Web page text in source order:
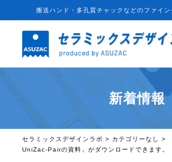
搬送ハンド・多孔質チャックなどのファイ
新着情報
セラミックスデザインラボ > カテゴリーなし >
UniZac-Pairの資料」がダウンロードできます。